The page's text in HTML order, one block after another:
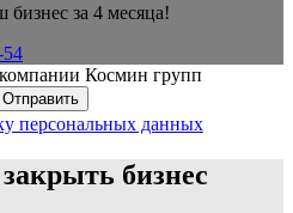
бизнес за 4 месяца!
54
Космин групп
персональных данных
бизнес